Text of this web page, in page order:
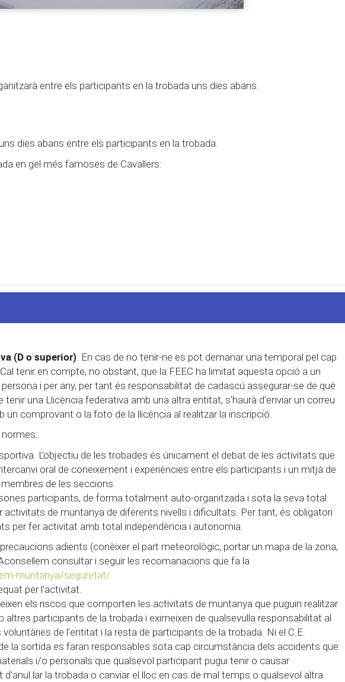
entre els participants en la trobada uns dies abans.
dies abans entre els participants en la trobada.
en gel més famoses de Cavallers:
(D o superior). En cas de no tenir-ne es pot demanar una temporal pel cap
tenir en compte, no obstant, que la FEEC ha limitat aquesta opció a un
i per any, per tant és responsabilitat de cadascú assegurar-se de què
una Llicència federativa amb una altra entitat, s'haurà d'enviar un correu
un comprovant o la foto de la llicència al realitzar la inscripció.
L’objectiu de les trobades és únicament el debat de les activitats que
oral de coneixement i experiències entre els participants i un mitjà de
de les seccions.
participants, de forma totalment auto-organitzada i sota la seva total
de muntanya de diferents nivells i dificultats. Per tant, és obligatori
per fer activitat amb total independència i autonomia.
adients (conèixer el part meteorològic, portar un mapa de la zona,
consultar i seguir les recomanacions que fa la
muntanya/seguretat/
per l'activitat.
els riscos que comporten les activitats de muntanya que puguin realitzar
participants de la trobada i eximeixen de qualsevulla responsabilitat al
de l’entitat i la resta de participants de la trobada. Ni el C.E.
la sortida es faran responsables sota cap circumstància dels accidents que
i/o personals que qualsevol participant pugui tenir o causar
d'anul.lar la trobada o canviar el lloc en cas de mal temps o qualsevol altra